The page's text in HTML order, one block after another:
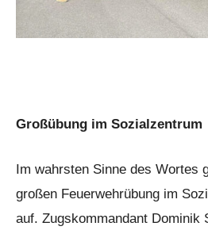
Großübung im Sozialzentrum
Im wahrsten Sinne des Wortes
großen Feuerwehrübung im
auf. Zugskommandant Dominik